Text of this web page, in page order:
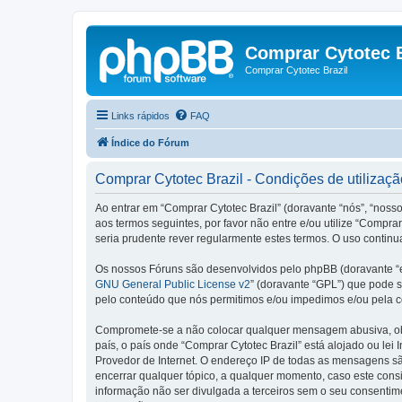
Comprar Cytotec
Comprar Cytotec Brazil
Links rápidos FAQ
Índice do Fórum
Comprar Cytotec Brazil - Condições de
Ao entrar em “Comprar Cytotec Brazil” (doravante “nós”,
aos termos seguintes, por favor não entre e/ou utilize
seria prudente rever regularmente estes termos. O uso
Os nossos Fóruns são desenvolvidos pelo phpBB (doravante
GNU General Public License v2” (doravante “GPL”) que pode
pelo conteúdo que nós permitimos e/ou impedimos e/ou pela
Compromete-se a não colocar qualquer mensagem abusiva,
país, o país onde “Comprar Cytotec Brazil” está alojado ou
Provedor de Internet. O endereço IP de todas as mensagens
encerrar qualquer tópico, a qualquer momento, caso este
informação não ser divulgada a terceiros sem o seu